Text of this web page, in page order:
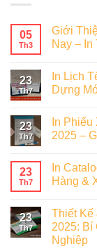
05
Th3
Giới
Nay – In
23
Th7
In Lịch
Dựng
23
Th7
In
2025 –
23
Th7
In
Hàng &
23
Th7
Thiết Kế
2025: Bí
Nghiệp